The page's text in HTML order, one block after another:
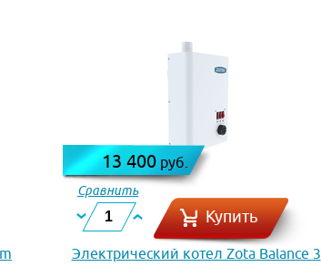
13 400руб.
Сравнить
Купить
Электрический котел Zota Balance 3